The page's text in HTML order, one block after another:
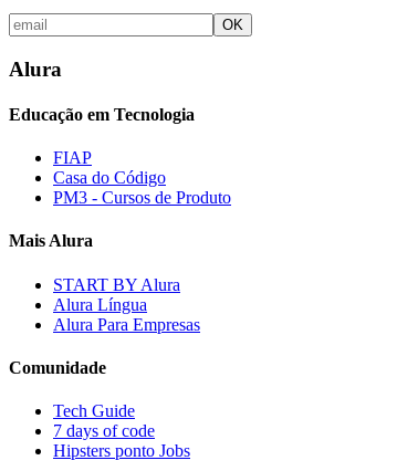
OK
Alura
Educação em Tecnologia
FIAP
Casa do Código
PM3 - Cursos de Produto
Mais Alura
START BY Alura
Alura Língua
Alura Para Empresas
Comunidade
Tech Guide
7 days of code
Hipsters ponto Jobs